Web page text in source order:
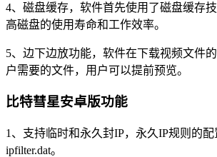
4、磁盘缓存，软件首先使用了磁盘缓存
高磁盘的使用寿命和工作效率。
5、边下边放功能，软件在下载视频文件
户需要的文件，用户可以提前预览。
比特彗星安卓版功能
1、支持临时和永久封IP，永久IP规则的
ipfilter.dat。